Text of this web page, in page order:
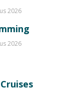
2026
2026